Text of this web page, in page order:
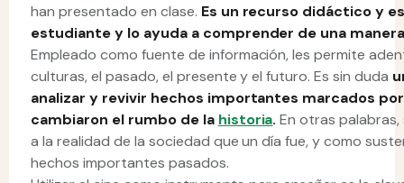
han presentado en clase. Es un recurso didáctico y
estudiante y lo ayuda a comprender de una
Empleado como fuente de información, les permite
culturas, el pasado, el presente y el futuro. Es sin duda
analizar y revivir hechos importantes marcados
cambiaron el rumbo de la historia. En otras
a la realidad de la sociedad que un día fue, y como
hechos importantes pasados.